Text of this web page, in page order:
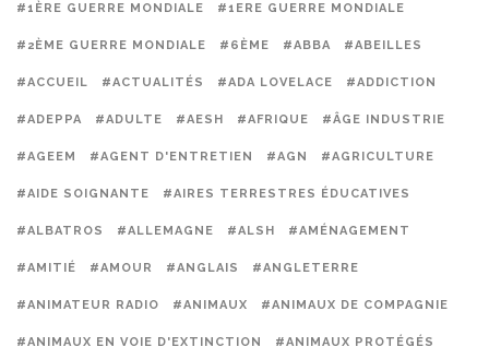
#1ÈRE GUERRE MONDIALE #1ERE GUERRE MONDIALE
#2ÈME GUERRE MONDIALE #6ÈME #ABBA #ABEILLES
#ACCUEIL #ACTUALITÉS #ADA LOVELACE #ADDICTION
#ADEPPA #ADULTE #AESH #AFRIQUE #ÂGE INDUSTRIE
#AGEEM #AGENT D'ENTRETIEN #AGN #AGRICULTURE
#AIDE SOIGNANTE #AIRES TERRESTRES ÉDUCATIVES
#ALBATROS #ALLEMAGNE #ALSH #AMÉNAGEMENT
#AMITIÉ #AMOUR #ANGLAIS #ANGLETERRE
#ANIMATEUR RADIO #ANIMAUX #ANIMAUX DE COMPAGNIE
#ANIMAUX EN VOIE D'EXTINCTION #ANIMAUX PROTÉGÉS